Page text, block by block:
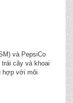
và PepsiCo
cây và khoai
hợp với môi